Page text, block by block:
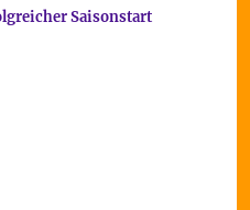
Saisonstart